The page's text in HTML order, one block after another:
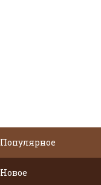
Популярное
Новое